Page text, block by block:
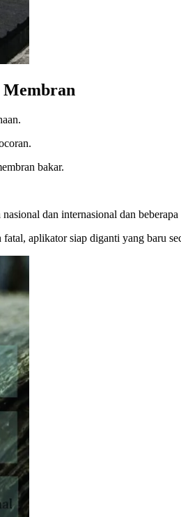
Membran
bakar.
dan internasional dan
aplikator siap diganti yang baru